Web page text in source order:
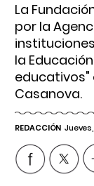
La
por la
la
educativos"
Casanova.
REDACCIÓN